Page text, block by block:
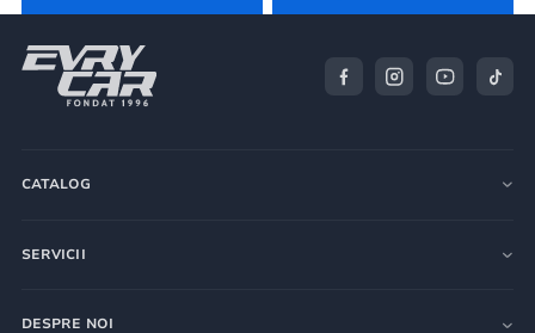
CATALOG
SERVICII
DESPRE NOI